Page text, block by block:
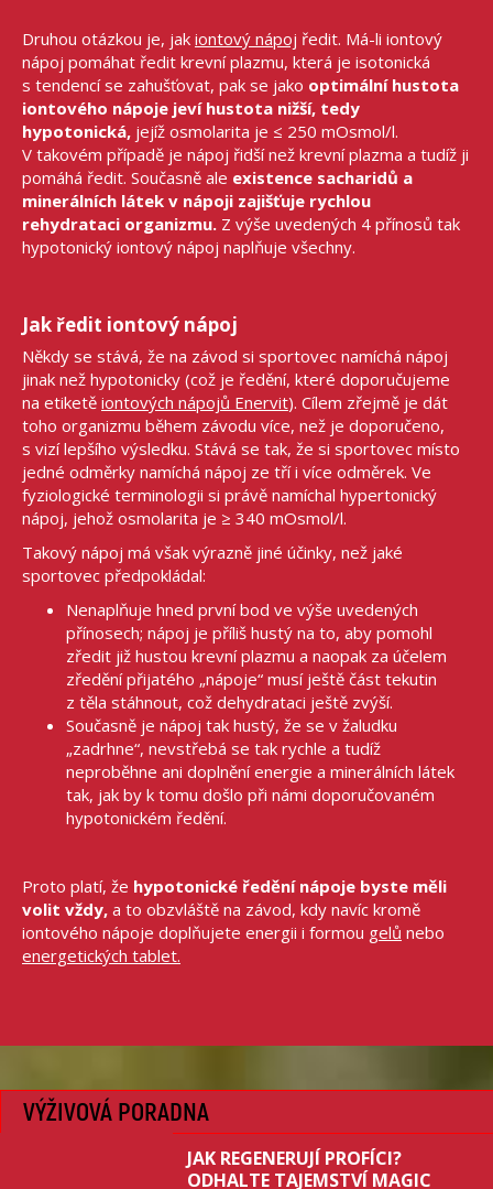
Druhou otázkou je, jak iontový nápoj ředit. Má-li iontový
nápoj pomáhat ředit krevní plazmu, která je isotonická
s tendencí se zahušťovat, pak se jako optimální hustota
iontového nápoje jeví hustota nižší, tedy
hypotonická, jejíž osmolarita je ≤ 250 mOsmol/l.
V takovém případě je nápoj řidší než krevní plazma a tudíž ji
pomáhá ředit. Současně ale existence sacharidů a
minerálních látek v nápoji zajišťuje rychlou
rehydrataci organizmu. Z výše uvedených 4 přínosů tak
hypotonický iontový nápoj naplňuje všechny.
Jak ředit iontový nápoj
Někdy se stává, že na závod si sportovec namíchá nápoj
jinak než hypotonicky (což je ředění, které doporučujeme
na etiketě iontových nápojů Enervit). Cílem zřejmě je dát
toho organizmu během závodu více, než je doporučeno,
s vizí lepšího výsledku. Stává se tak, že si sportovec místo
jedné odměrky namíchá nápoj ze tří i více odměrek. Ve
fyziologické terminologii si právě namíchal hypertonický
nápoj, jehož osmolarita je ≥ 340 mOsmol/l.
Takový nápoj má však výrazně jiné účinky, než jaké
sportovec předpokládal:
Nenaplňuje hned první bod ve výše uvedených
přínosech; nápoj je příliš hustý na to, aby pomohl
zředit již hustou krevní plazmu a naopak za účelem
zředění přijatého „nápoje“ musí ještě část tekutin
z těla stáhnout, což dehydrataci ještě zvýší.
Současně je nápoj tak hustý, že se v žaludku
„zadrhne“, nevstřebá se tak rychle a tudíž
neproběhne ani doplnění energie a minerálních látek
tak, jak by k tomu došlo při námi doporučovaném
hypotonickém ředění.
Proto platí, že hypotonické ředění nápoje byste měli
volit vždy, a to obzvláště na závod, kdy navíc kromě
iontového nápoje doplňujete energii i formou gelů nebo
energetických tablet.
VÝŽIVOVÁ PORADNA
JAK REGENERUJÍ PROFÍCI?
ODHALTE TAJEMSTVÍ MAGIC